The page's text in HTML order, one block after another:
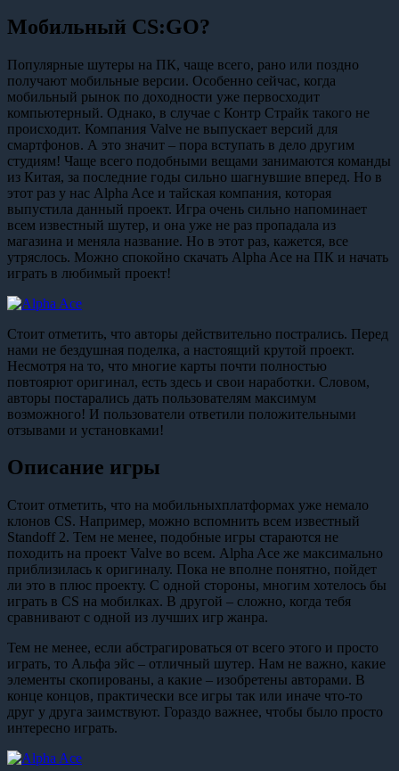
Мобильный CS:GO?
Популярные шутеры на ПК, чаще всего, рано или поздно
получают мобильные версии. Особенно сейчас, когда
мобильный рынок по доходности уже первосходит
компьютерный. Однако, в случае с Контр Страйк такого не
происходит. Компания Valve не выпускает версий для
смартфонов. А это значит – пора вступать в дело другим
студиям! Чаще всего подобными вещами занимаются команды
из Китая, за последние годы сильно шагнувшие вперед. Но в
этот раз у нас Alpha Ace и тайская компания, которая
выпустила данный проект. Игра очень сильно напоминает
всем известный шутер, и она уже не раз пропадала из
магазина и меняла название. Но в этот раз, кажется, все
утряслось. Можно спокойно скачать Alpha Ace на ПК и начать
играть в любимый проект!
Стоит отметить, что авторы действительно пострались. Перед
нами не бездушная поделка, а настоящий крутой проект.
Несмотря на то, что многие карты почти полностью
повтоярют оригинал, есть здесь и свои наработки. Словом,
авторы постарались дать пользователям максимум
возможного! И пользователи ответили положительными
отзывами и установками!
Описание игры
Стоит отметить, что на мобильныхплатформах уже немало
клонов CS. Например, можно вспомнить всем известный
Standoff 2. Тем не менее, подобные игры стараются не
походить на проект Valve во всем. Alpha Ace же максимально
приблизилась к оригиналу. Пока не вполне понятно, пойдет
ли это в плюс проекту. С одной стороны, многим хотелось бы
играть в CS на мобилках. В другой – сложно, когда тебя
сравнивают с одной из лучших игр жанра.
Тем не менее, если абстрагироваться от всего этого и просто
играть, то Альфа эйс – отличный шутер. Нам не важно, какие
элементы скопированы, а какие – изобретены авторами. В
конце концов, практически все игры так или иначе что-то
друг у друга заимствуют. Гораздо важнее, чтобы было просто
интересно играть.